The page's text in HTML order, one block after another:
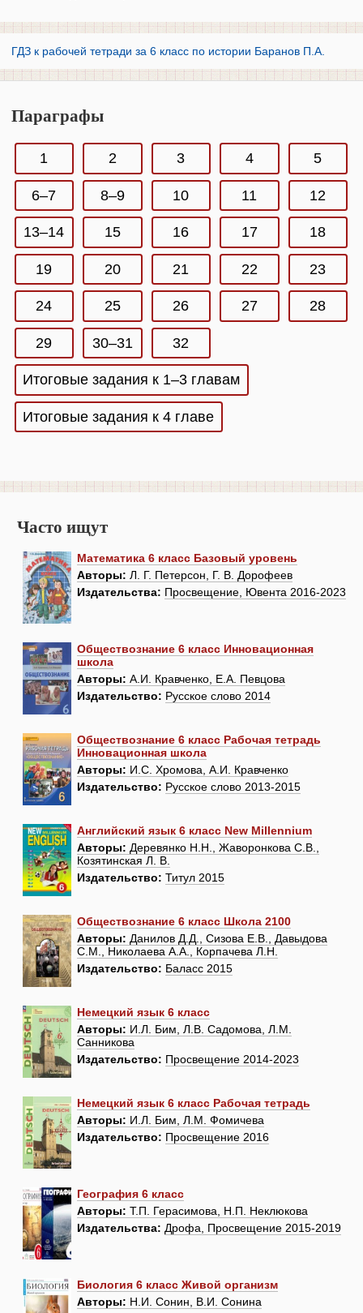
ГДЗ к рабочей тетради за 6 класс по истории Баранов П.А.
Параграфы
1 2 3 4 5
6–7 8–9 10 11 12
13–14 15 16 17 18
19 20 21 22 23
24 25 26 27 28
29 30–31 32
Итоговые задания к 1–3 главам
Итоговые задания к 4 главе
Часто ищут
Математика 6 класс Базовый уровень
Авторы: Л. Г. Петерсон, Г. В. Дорофеев
Издательства: Просвещение, Ювента 2016-2023
Обществознание 6 класс Инновационная
школа
Авторы: А.И. Кравченко, Е.А. Певцова
Издательство: Русское слово 2014
Обществознание 6 класс Рабочая тетрадь
Инновационная школа
Авторы: И.С. Хромова, А.И. Кравченко
Издательство: Русское слово 2013-2015
Английский язык 6 класс New Millennium
Авторы: Деревянко Н.Н., Жаворонкова С.В.,
Козятинская Л. В.
Издательство: Титул 2015
Обществознание 6 класс Школа 2100
Авторы: Данилов Д.Д., Сизова Е.В., Давыдова
С.М., Николаева А.А., Корпачева Л.Н.
Издательство: Баласс 2015
Немецкий язык 6 класс
Авторы: И.Л. Бим, Л.В. Садомова, Л.М.
Санникова
Издательство: Просвещение 2014-2023
Немецкий язык 6 класс Рабочая тетрадь
Авторы: И.Л. Бим, Л.М. Фомичева
Издательство: Просвещение 2016
География 6 класс
Авторы: Т.П. Герасимова, Н.П. Неклюкова
Издательства: Дрофа, Просвещение 2015-2019
Биология 6 класс Живой организм
Авторы: Н.И. Сонин, В.И. Сонина